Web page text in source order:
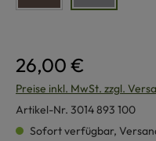
26,00 €
Preise inkl. MwSt. zzgl.
Artikel-Nr. 3014 893 100
Sofort verfügbar,